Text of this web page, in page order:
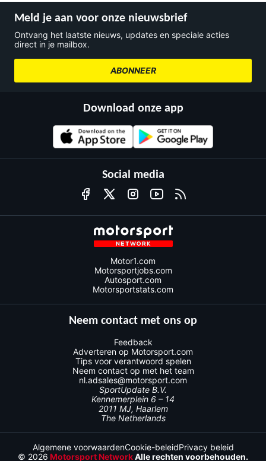
Meld je aan voor onze nieuwsbrief
Ontvang het laatste nieuws, updates en speciale acties
direct in je mailbox.
ABONNEER
Download onze app
Social media
Motor1.com
Motorsportjobs.com
Autosport.com
Motorsportstats.com
Neem contact met ons op
Feedback
Adverteren op Motorsport.com
Tips voor verantwoord spelen
Neem contact op met het team
nl.adsales@motorsport.com
SportUpdate B.V.
Kennemerplein 6 – 14
2011 MJ, Haarlem
The Netherlands
© 2026 Motorsport NetworkAlle rechten voorbehouden.
Algemene voorwaardenCookie-beleidPrivacy beleid